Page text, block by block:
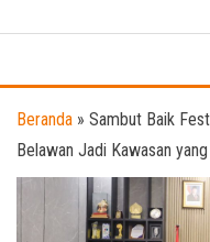
Beranda » Sambut Baik
Belawan Jadi Kawasan yang